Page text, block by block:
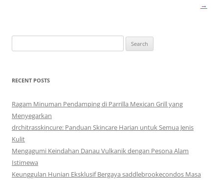
→
for:
RECENT POSTS
Ragam Minuman Pendamping di Parrilla Mexican Grill yang
Menyegarkan
drchitrasskincure: Panduan Skincare Harian untuk Semua Jenis
Kulit
Mengagumi Keindahan Danau Vulkanik dengan Pesona Alam
Istimewa
Keunggulan Hunian Eksklusif Bergaya saddlebrookecondos Masa